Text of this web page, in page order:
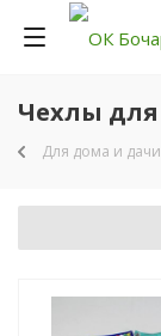
Чехлы
Для дома и дачи